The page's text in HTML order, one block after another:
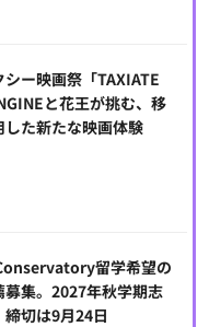
シー映画祭「TAXIATE
と花王が挑む、移
た新たな映画体験
留学希望の
募集。2027年秋学期志
切は9月24日